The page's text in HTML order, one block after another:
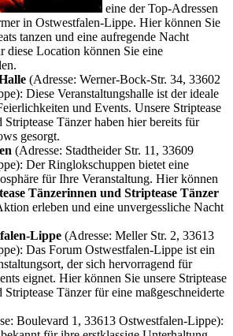
eine der Top-Adressen
in Ostwestfalen-Lippe. Hier können Sie
tanzen und eine aufregende Nacht
diese Location können Sie eine
(Adresse: Werner-Bock-Str. 34, 33602
Diese Veranstaltungshalle ist der ideale
und Events. Unsere Striptease
Striptease Tänzer haben hier bereits für
gesorgt.
(Adresse: Stadtheider Str. 11, 33609
Der Ringlokschuppen bietet eine
für Ihre Veranstaltung. Hier können
Tänzerinnen und Striptease Tänzer
erleben und eine unvergessliche Nacht
Lippe (Adresse: Meller Str. 2, 33613
Das Forum Ostwestfalen-Lippe ist ein
der sich hervorragend für
eignet. Hier können Sie unsere Striptease
Tänzer für eine maßgeschneiderte
Boulevard 1, 33613 Ostwestfalen-Lippe):